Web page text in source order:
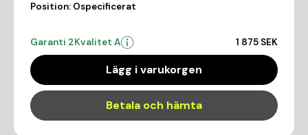
Position: Ospecificerat
Garanti 2Kvalitet A 1 875 SEK
Lägg i varukorgen
Betala och hämta